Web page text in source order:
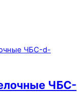
ЧБС-